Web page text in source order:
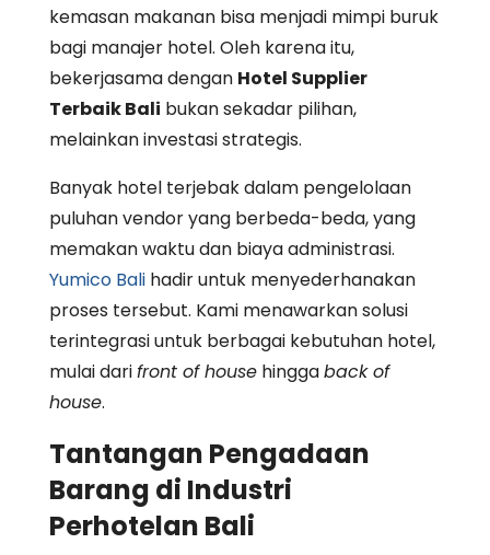
kemasan makanan bisa menjadi mimpi buruk
bagi manajer hotel. Oleh karena itu,
bekerjasama dengan Hotel Supplier
Terbaik Bali bukan sekadar pilihan,
melainkan investasi strategis.
Banyak hotel terjebak dalam pengelolaan
puluhan vendor yang berbeda-beda, yang
memakan waktu dan biaya administrasi.
Yumico Balihadir untuk menyederhanakan
proses tersebut. Kami menawarkan solusi
terintegrasi untuk berbagai kebutuhan hotel,
mulai darifront of househinggaback of
house.
Tantangan Pengadaan
Barang di Industri
Perhotelan Bali